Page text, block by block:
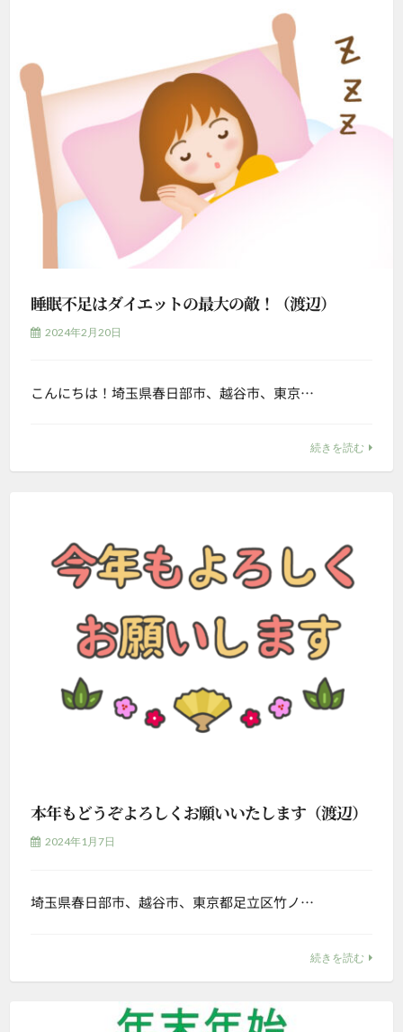
睡眠不足はダイエットの最大の敵！（渡辺）
2024年2月20日
こんにちは！埼玉県春日部市、越谷市、東京…
続きを読む
本年もどうぞよろしくお願いいたします（渡辺）
2024年1月7日
埼玉県春日部市、越谷市、東京都足立区竹ノ…
続きを読む